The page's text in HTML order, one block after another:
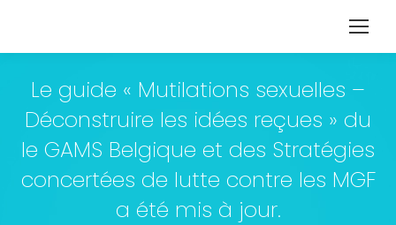
Le guide « Mutilations sexuelles –
Déconstruire les idées reçues » du
le GAMS Belgique et des Stratégies
concertées de lutte contre les MGF
a été mis à jour.